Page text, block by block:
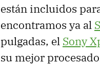
están incluidos
encontramos ya al
pulgadas, el Sony
su mejor